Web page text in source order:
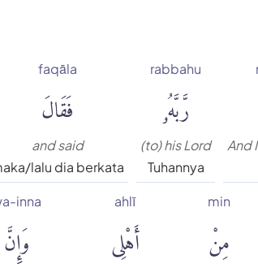
And
rabbahu
رَّبَّهُۥ
(to) his Lord
Tuhannya
faqāla
فَقَالَ
and said
lalu dia berkata
min
مِنْ
ahlī
أَهْلِى
inna
وَإِنَّ